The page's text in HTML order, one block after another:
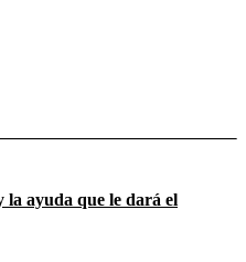
ayuda que le dará el